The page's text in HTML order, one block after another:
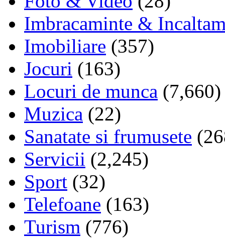
Imbracaminte &
Imobiliare (357)
Jocuri (163)
Locuri de munca (7,660)
Muzica (22)
Sanatate si frumusete
Servicii (2,245)
Sport (32)
Telefoane (163)
Turism (776)